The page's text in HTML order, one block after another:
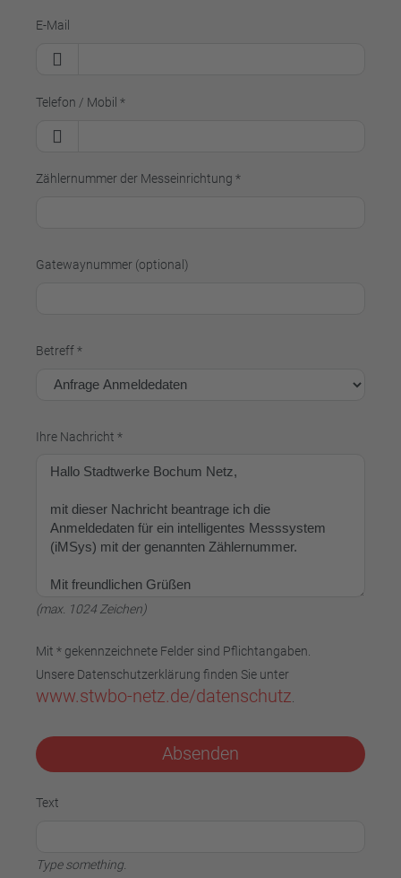
E-Mail
Telefon / Mobil *
Zählernummer der Messeinrichtung *
Gatewaynummer (optional)
Betreff *
Ihre Nachricht *
(max. 1024 Zeichen)
Mit * gekennzeichnete Felder sind Pflichtangaben.
Unsere Datenschutzerklärung finden Sie unter
www.stwbo-netz.de/datenschutz
Absenden
Text
Type something.